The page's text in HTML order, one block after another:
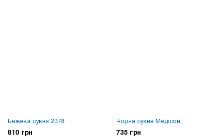
Бежева сукня 2378
810 грн
Чорна сукня Медісон
735 грн